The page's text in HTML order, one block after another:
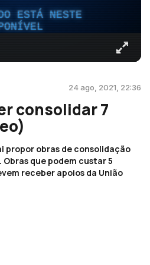
ESTÁ NESTE
24 ago, 2021, 22:36
consolidar 7
propor obras de consolidação
Obras que podem custar 5
receber apoios da União